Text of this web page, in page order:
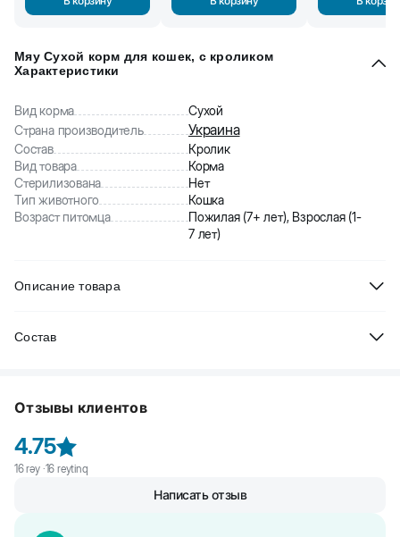
Мяу Сухой корм для кошек, с кроликом
Характеристики
Вид корма
Сухой
Страна производитель
Украина
Состав
Кролик
Вид товара
Корма
Стерилизована
Нет
Тип животного
Кошка
Возраст питомца
Пожилая (7+ лет), Взрослая (1-
7 лет)
Описание товара
Содержит все питательные вещества, витамины и минералы,
Состав
менее 4 %), жиры и масла, минералы, дрожжи, витамины.
Информация об ингредиентах и нутриентном составе на сайте
является справочной. Вся информация о продукте представлена
непосредственно на упаковке.
Отзывы клиентов
4.75
16rəy ·16 reytinq
Написать отзыв